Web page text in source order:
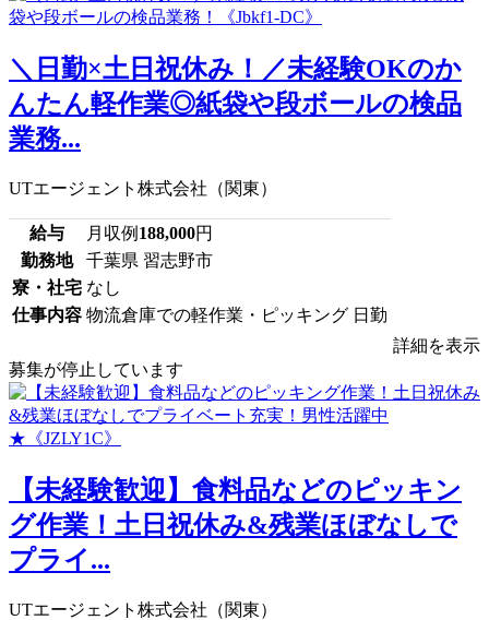
＼日勤×土日祝休み！／未経験OKのか
んたん軽作業◎紙袋や段ボールの検品
業務...
UTエージェント株式会社（関東）
給与 月収例 188,000円
勤務地
千葉県 習志野市
寮・社宅 なし
仕事内容 物流倉庫での軽作業・ピッキング 日勤
詳細を表示
募集が停止しています
【未経験歓迎】食料品などのピッキン
グ作業！土日祝休み&残業ほぼなしで
プライ...
UTエージェント株式会社（関東）